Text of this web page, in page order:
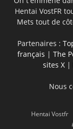
Hentai VostFR
Mets tout de
Partenaires :
français | The
sites X |
Nous
Hentai Vostfr